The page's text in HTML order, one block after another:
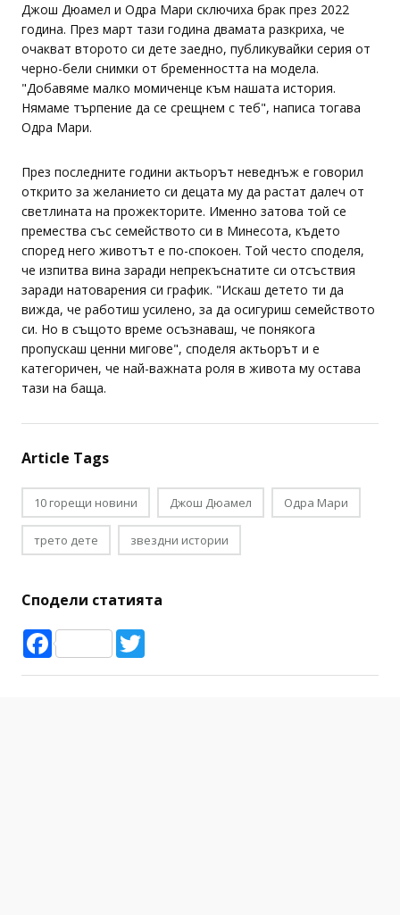
Джош Дюамел и Одра Мари сключиха брак през 2022
година. През март тази година двамата разкриха, че
очакват второто си дете заедно, публикувайки серия от
черно-бели снимки от бременността на модела.
"Добавяме малко момиченце към нашата история.
Нямаме търпение да се срещнем с теб", написа тогава
Одра Мари.
През последните години актьорът неведнъж е говорил
открито за желанието си децата му да растат далеч от
светлината на прожекторите. Именно затова той се
премества със семейството си в Минесота, където
според него животът е по-спокоен. Той често споделя,
че изпитва вина заради непрекъснатите си отсъствия
заради натоварения си график. "Искаш детето ти да
вижда, че работиш усилено, за да осигуриш семейството
си. Но в същото време осъзнаваш, че понякога
пропускаш ценни мигове", споделя актьорът и е
категоричен, че най-важната роля в живота му остава
тази на баща.
Article Tags
10 горещи новини Джош Дюамел Одра Мари
трето дете звездни истории
Сподели статията
Facebook